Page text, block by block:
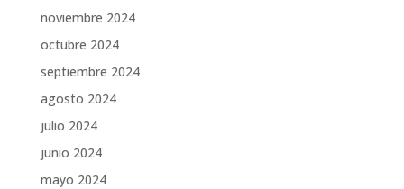
noviembre 2024
octubre 2024
septiembre 2024
agosto 2024
julio 2024
junio 2024
mayo 2024